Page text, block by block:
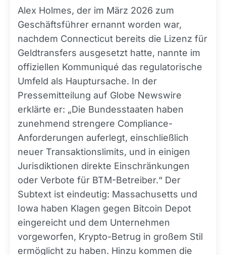
Alex Holmes, der im März 2026 zum
Geschäftsführer ernannt worden war,
nachdem Connecticut bereits die Lizenz für
Geldtransfers ausgesetzt hatte, nannte im
offiziellen Kommuniqué das regulatorische
Umfeld als Hauptursache. In der
Pressemitteilung auf Globe Newswire
erklärte er: „Die Bundesstaaten haben
zunehmend strengere Compliance-
Anforderungen auferlegt, einschließlich
neuer Transaktionslimits, und in einigen
Jurisdiktionen direkte Einschränkungen
oder Verbote für BTM-Betreiber.“ Der
Subtext ist eindeutig: Massachusetts und
Iowa haben Klagen gegen Bitcoin Depot
eingereicht und dem Unternehmen
vorgeworfen, Krypto-Betrug in großem Stil
ermöglicht zu haben. Hinzu kommen die